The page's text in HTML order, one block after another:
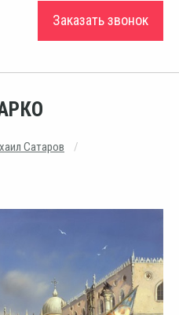
Заказать звонок
Сатаров